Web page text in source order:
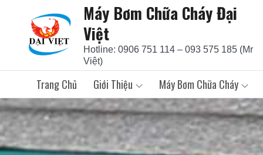
content
Máy Bơm Chữa Cháy Đại
Việt
Hotline: 0906 751 114 – 093 575 185 (Mr
Việt)
Trang Chủ Giới Thiệu Máy Bơm Chữa Cháy